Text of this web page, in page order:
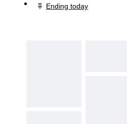
Ending today